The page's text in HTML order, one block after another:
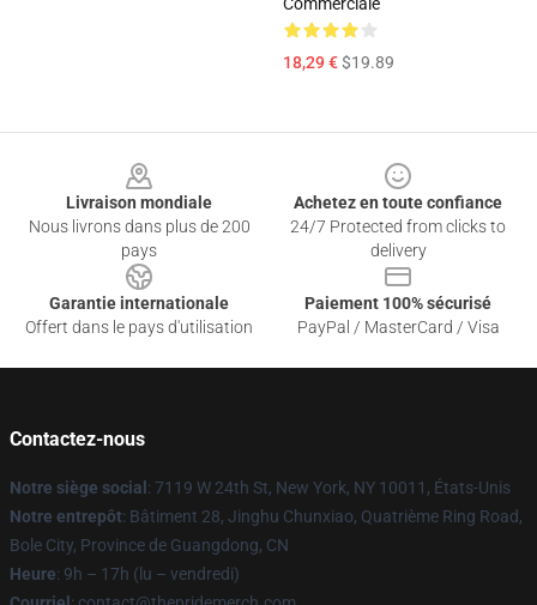
18,29 €$19.89
Livraison mondiale
Nous livrons dans plus de 200
pays
Achetez en toute confiance
24/7 Protected from clicks to
delivery
Garantie internationale
Offert dans le pays d'utilisation
Paiement 100% sécurisé
PayPal / MasterCard / Visa
Contactez-nous
Notre siège social : 7119 W 24th St, New York, NY 10011, États-Unis
Notre entrepôt: Bâtiment 28, Jinghu Chunxiao, Quatrième Ring Road,
Bole City, Province de Guangdong, CN
Heure: 9h – 17h (lu – vendredi)